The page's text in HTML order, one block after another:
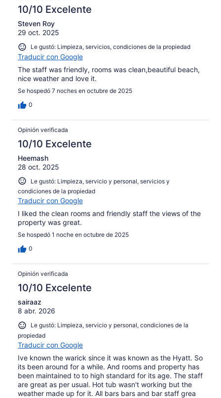
10/10 Excelente
Steven Roy
29 oct. 2025
Le gustó: Limpieza, servicios, condiciones de la propiedad
Traducir con Google
The staff was friendly, rooms was clean,beautiful beach,
nice weather and love it.
Se hospedó 7 noches en octubre de 2025
0
Opinión verificada
10/10 Excelente
Heemash
28 oct. 2025
Le gustó: Limpieza, servicio y personal, servicios y
condiciones de la propiedad
Traducir con Google
I liked the clean rooms and friendly staff the views of the
property was great.
Se hospedó 1 noche en octubre de 2025
0
Opinión verificada
10/10 Excelente
sairaaz
8 abr. 2026
Le gustó: Limpieza, servicio y personal, condiciones de la
propiedad
Traducir con Google
Ive known the warick since it was known as the Hyatt. So
its been around for a while. And rooms and property has
been maintained to to high standard for its age. The staff
are great as per usual. Hot tub wasn't working but the
weather made up for it. All bars bars and bar staff grea